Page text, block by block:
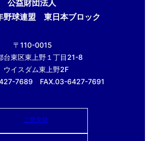
公益財団法人
野球連盟 東日本ブロック
〒110-0015
台東区東上野１丁目21-8
ウイスダム東上野2F
7689 FAX.03-6427-7691
ご意見箱